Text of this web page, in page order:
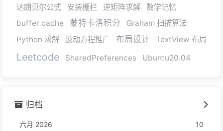
达朗贝尔公式
安装栅栏 逆矩阵求解
数学记忆
buffer cache
蒙特卡洛积分
Graham 扫描算法
Python 求解
波动方程推广 布局设计 TextView 布局
Leetcode SharedPreferences Ubuntu20.04
归档
六月 2026
10